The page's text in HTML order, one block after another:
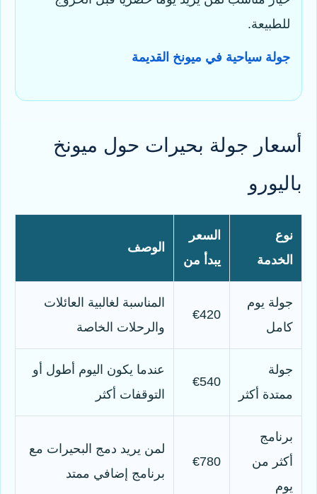
للطبيعة.
جولة سياحية في ميونخ القديمة
أسعار جولة بحيرات حول ميونخ
باليورو
نوع
الخدمة
السعر
يبدأ من
الوصف
جولة يوم
كامل
€420
المناسبة لغالبية العائلات
والرحلات الخاصة
جولة
ممتدة أكثر
€540
عندما يكون اليوم أطول أو
التوقفات أكثر
برنامج
أكثر من
يوم
€780
لمن يريد دمج البحيرات مع
برنامج إضافي ممتد